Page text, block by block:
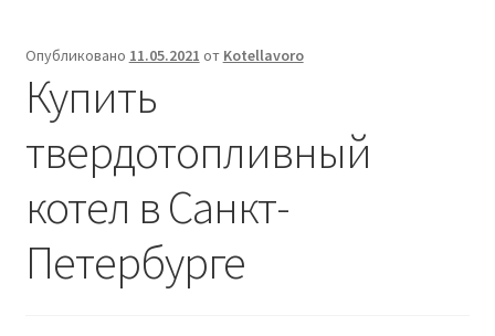
Контакты
Опубликовано 11.05.2021 от Kotellavoro
Купить
твердотопливный
котел в Санкт-
Петербурге